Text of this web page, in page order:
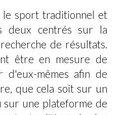
le sport traditionnel et
deux centrés sur la
de résultats.
être en mesure de
d'eux-mêmes afin de
que cela soit sur un
une plateforme de